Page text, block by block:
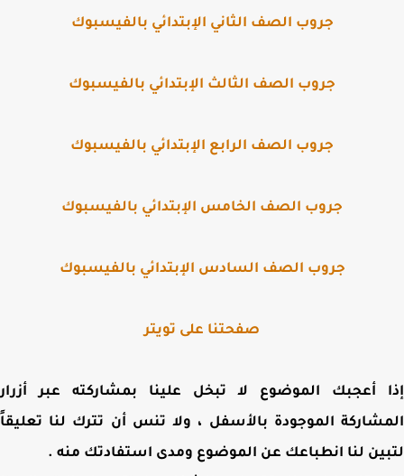
جروب الصف الثاني الإبتدائي بالفيسبوك
جروب الصف الثالث الإبتدائي بالفيسبوك
جروب الصف الرابع الإبتدائي بالفيسبوك
جروب الصف الخامس الإبتدائي بالفيسبوك
جروب الصف السادس الإبتدائي بالفيسبوك
صفحتنا على تويتر
أعجبك الموضوع لا تبخل علينا بمشاركته عبر أزرار
الموجودة بالأسفل ، ولا تنس أن تترك لنا تعليقاً
لنا انطباعك عن الموضوع ومدى استفادتك منه .